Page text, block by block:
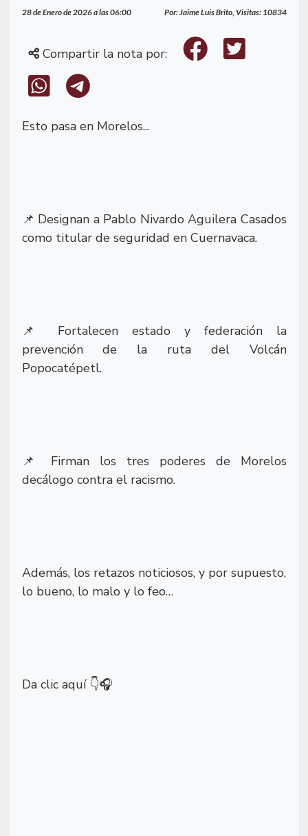
28 de Enero de 2026 a las 06:00 Por: Jaime Luis Brito, Visitas: 10834
Compartir la nota por:
Esto pasa en Morelos...
📌 Designan a Pablo Nivardo Aguilera Casados
como titular de seguridad en Cuernavaca.
📌
Fortalecen estado y federación la
prevención de la ruta del Volcán
Popocatépetl.
📌
Firman los tres poderes de Morelos
decálogo contra el racismo.
Además, los retazos noticiosos, y por supuesto,
lo bueno, lo malo y lo feo…
Da clic aquí 👇🎧